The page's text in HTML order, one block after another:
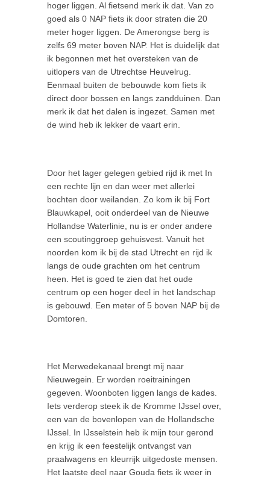
hoger liggen. Al fietsend merk ik dat. Van zo
goed als 0 NAP fiets ik door straten die 20
meter hoger liggen. De Amerongse berg is
zelfs 69 meter boven NAP. Het is duidelijk dat
ik begonnen met het oversteken van de
uitlopers van de Utrechtse Heuvelrug.
Eenmaal buiten de bebouwde kom fiets ik
direct door bossen en langs zandduinen. Dan
merk ik dat het dalen is ingezet. Samen met
de wind heb ik lekker de vaart erin.
Door het lager gelegen gebied rijd ik met In
een rechte lijn en dan weer met allerlei
bochten door weilanden. Zo kom ik bij Fort
Blauwkapel, ooit onderdeel van de Nieuwe
Hollandse Waterlinie, nu is er onder andere
een scoutinggroep gehuisvest. Vanuit het
noorden kom ik bij de stad Utrecht en rijd ik
langs de oude grachten om het centrum
heen. Het is goed te zien dat het oude
centrum op een hoger deel in het landschap
is gebouwd. Een meter of 5 boven NAP bij de
Domtoren.
Het Merwedekanaal brengt mij naar
Nieuwegein. Er worden roeitrainingen
gegeven. Woonboten liggen langs de kades.
Iets verderop steek ik de Kromme IJssel over,
een van de bovenlopen van de Hollandsche
IJssel. In IJsselstein heb ik mijn tour gerond
en krijg ik een feestelijk ontvangst van
praalwagens en kleurrijk uitgedoste mensen.
Het laatste deel naar Gouda fiets ik weer in